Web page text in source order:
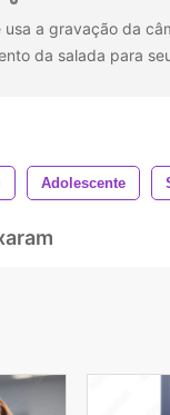
a gravação da
da salada para
Adolescente